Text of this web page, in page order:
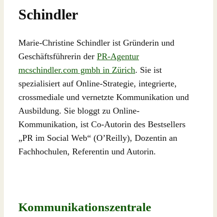
Schindler
Marie-Christine Schindler ist Gründerin und
Geschäftsführerin der PR-Agentur
mcschindler.com gmbh in Zürich. Sie ist
spezialisiert auf Online-Strategie, integrierte,
crossmediale und vernetzte Kommunikation und
Ausbildung. Sie bloggt zu Online-
Kommunikation, ist Co-Autorin des Bestsellers
„PR im Social Web“ (O’Reilly), Dozentin an
Fachhochulen, Referentin und Autorin.
Kommunikationszentrale